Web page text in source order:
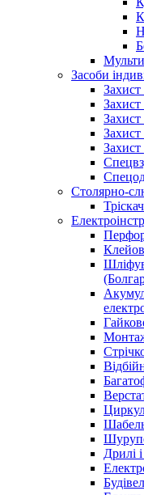
Засоби
Захист
Захист
Захист
Захист
Столярно-
Дрилі